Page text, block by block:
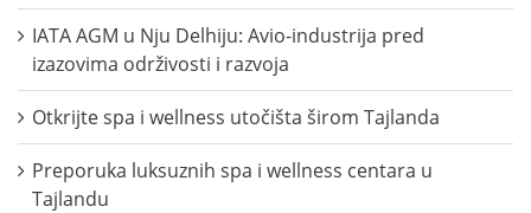
IATA AGM u Nju Delhiju: Avio-industrija pred
izazovima održivosti i razvoja
Otkrijte spa i wellness utočišta širom Tajlanda
Preporuka luksuznih spa i wellness centara u
Tajlandu